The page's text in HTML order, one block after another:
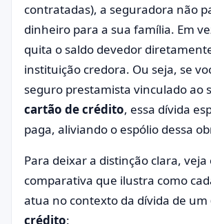
contratadas), a seguradora não
dinheiro para a sua família. Em
quita o saldo devedor
instituição credora. Ou seja, se
seguro prestamista vinculado ao
cartão de crédito, essa dívida
paga, aliviando o espólio dessa
Para deixar a distinção clara, veja
comparativa que ilustra como
atua no contexto da dívida de um
crédito: